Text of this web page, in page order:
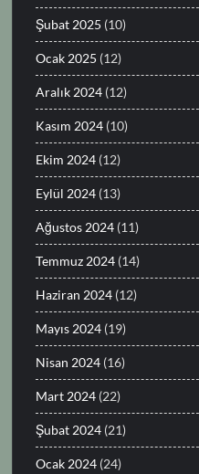
Şubat 2025 (10)
Ocak 2025 (12)
Aralık 2024 (12)
Kasım 2024 (10)
Ekim 2024 (12)
Eylül 2024 (13)
Ağustos 2024 (11)
Temmuz 2024 (14)
Haziran 2024 (12)
Mayıs 2024 (19)
Nisan 2024 (16)
Mart 2024 (22)
Şubat 2024 (21)
Ocak 2024 (24)